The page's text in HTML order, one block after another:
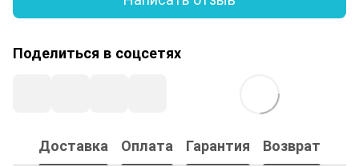
Поделиться в соцсетях
Доставка Оплата Гарантия Возврат